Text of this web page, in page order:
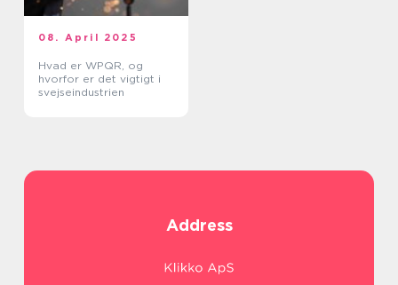
08. April 2025
Hvad er WPQR, og
hvorfor er det vigtigt i
svejseindustrien
Address